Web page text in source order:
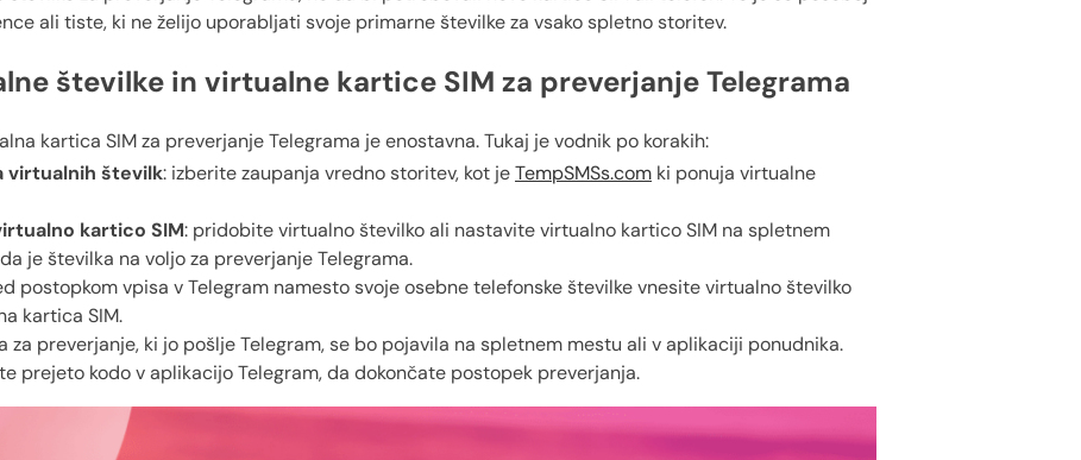
ali tiste, ki ne želijo uporabljati svoje primarne številke za vsako spletno storitev.
številke in virtualne kartice SIM za preverjanje Telegrama
kartica SIM za preverjanje Telegrama je enostavna. Tukaj je vodnik po korakih:
virtualnih številk: izberite zaupanja vredno storitev, kot jeTempSMSs.com ki ponuja virtualne
kartico SIM: pridobite virtualno številko ali nastavite virtualno kartico SIM na spletnem
je številka na voljo za preverjanje Telegrama.
postopkom vpisa v Telegram namesto svoje osebne telefonske številke vnesite virtualno številko
kartica SIM.
za preverjanje, ki jo pošlje Telegram, se bo pojavila na spletnem mestu ali v aplikaciji ponudnika.
prejeto kodo v aplikacijo Telegram, da dokončate postopek preverjanja.